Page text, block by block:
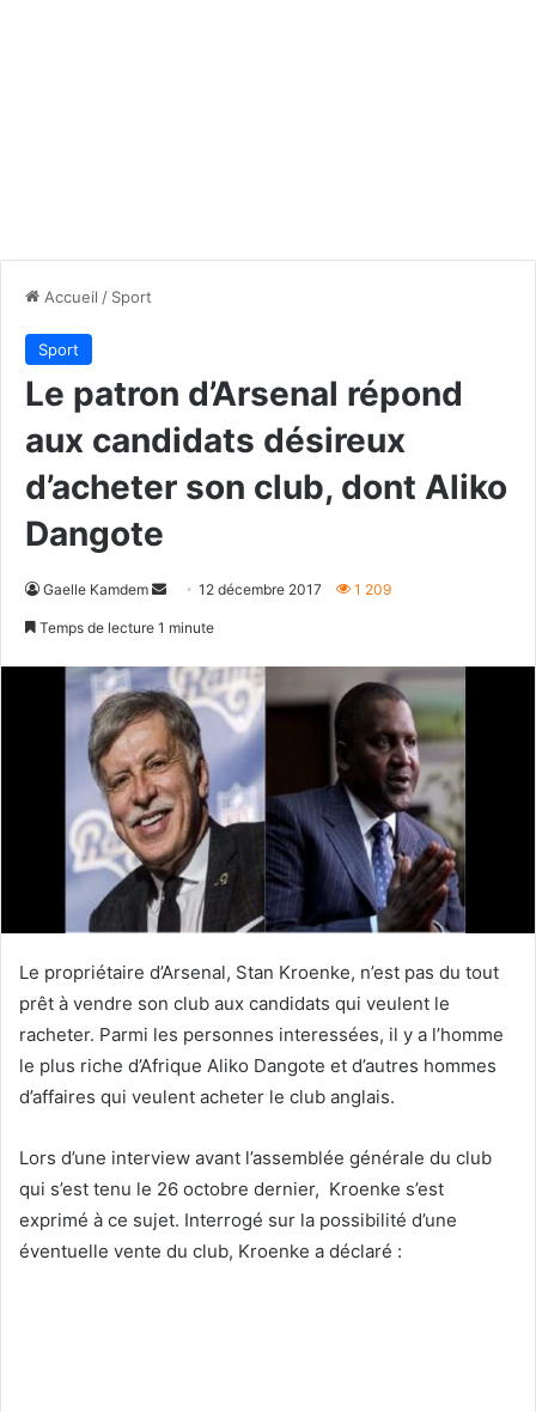
Accueil / Sport
Sport
Le patron d’Arsenal répond
aux candidats désireux
d’acheter son club, dont Aliko
Dangote
Gaelle Kamdem
Envoyer12 décembre 2017 1 209
Temps de lecture 1 minute
Le propriétaire d’Arsenal, Stan Kroenke, n’est pas du tout
prêt à vendre son club aux candidats qui veulent le
racheter. Parmi les personnes interessées, il y a l’homme
le plus riche d’Afrique Aliko Dangote et d’autres hommes
d’affaires qui veulent acheter le club anglais.
Lors d’une interview avant l’assemblée générale du club
qui s’est tenu le 26 octobre dernier, Kroenke s’est
exprimé à ce sujet. Interrogé sur la possibilité d’une
éventuelle vente du club, Kroenke a déclaré :